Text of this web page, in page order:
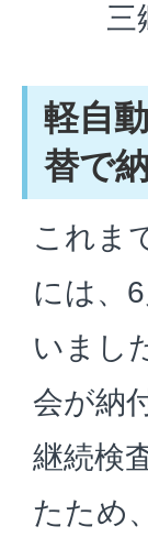
三
軽自
替で
これま
には、
いまし
会が納
継続検
たため